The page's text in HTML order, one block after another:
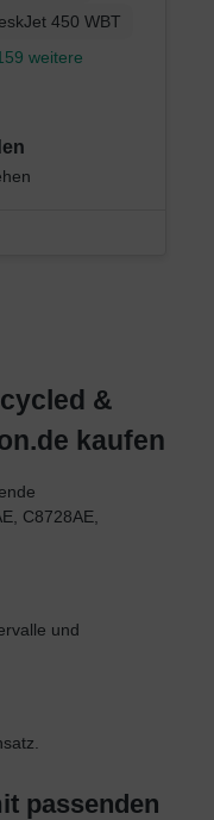
450 WBT
weitere
&
kaufen
C8728AE,
und
passenden